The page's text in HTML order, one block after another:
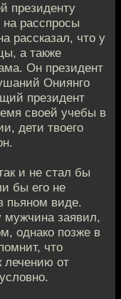
президенту
расспросы
рассказал, что у
а также
Он президент
Ониянго
президент
своей учебы в
дети твоего
и не стал бы
бы его не
пьяном виде.
мужчина заявил,
однако позже в
что
лечению от